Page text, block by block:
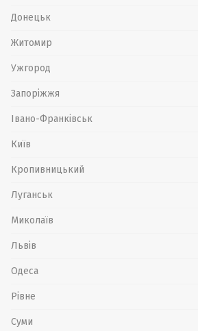
Донецьк
Житомир
Ужгород
Запоріжжя
Івано-Франківськ
Київ
Кропивницький
Луганськ
Миколаїв
Львів
Одеса
Рівне
Суми